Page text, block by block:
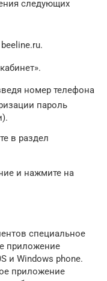
следующих
номер телефона
пароль
в раздел
и нажмите на
специальное
приложение
и Windows phone.
приложение